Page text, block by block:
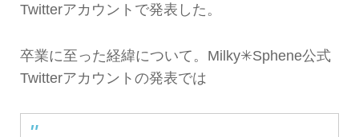
Twitterアカウントで発表した。
卒業に至った経緯について。Milky✳︎Sphene公式
Twitterアカウントの発表では